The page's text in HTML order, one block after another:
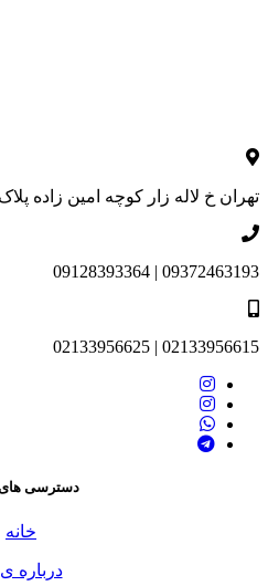
تهران خ لاله زار کوچه امین زاده پلاک ۱۶
09372463193 | 09128393364
02133956615 | 02133956625
دسترسی
خانه
درباره